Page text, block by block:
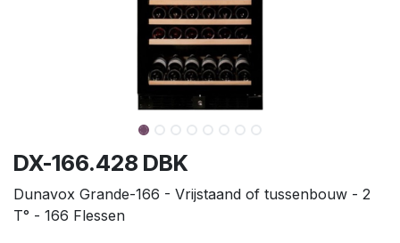
DX-166.428 DBK
Dunavox Grande-166 - Vrijstaand of tussenbouw - 2
T° - 166 Flessen